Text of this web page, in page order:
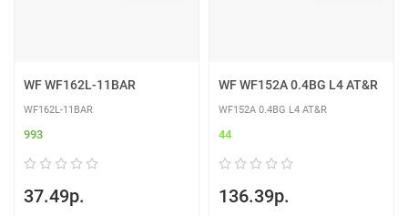
WF WF162L-11BAR
WF162L-11BAR
993
37.49р.
WF WF152A 0.4BG L4 AT&R
WF152A 0.4BG L4 AT&R
44
136.39р.